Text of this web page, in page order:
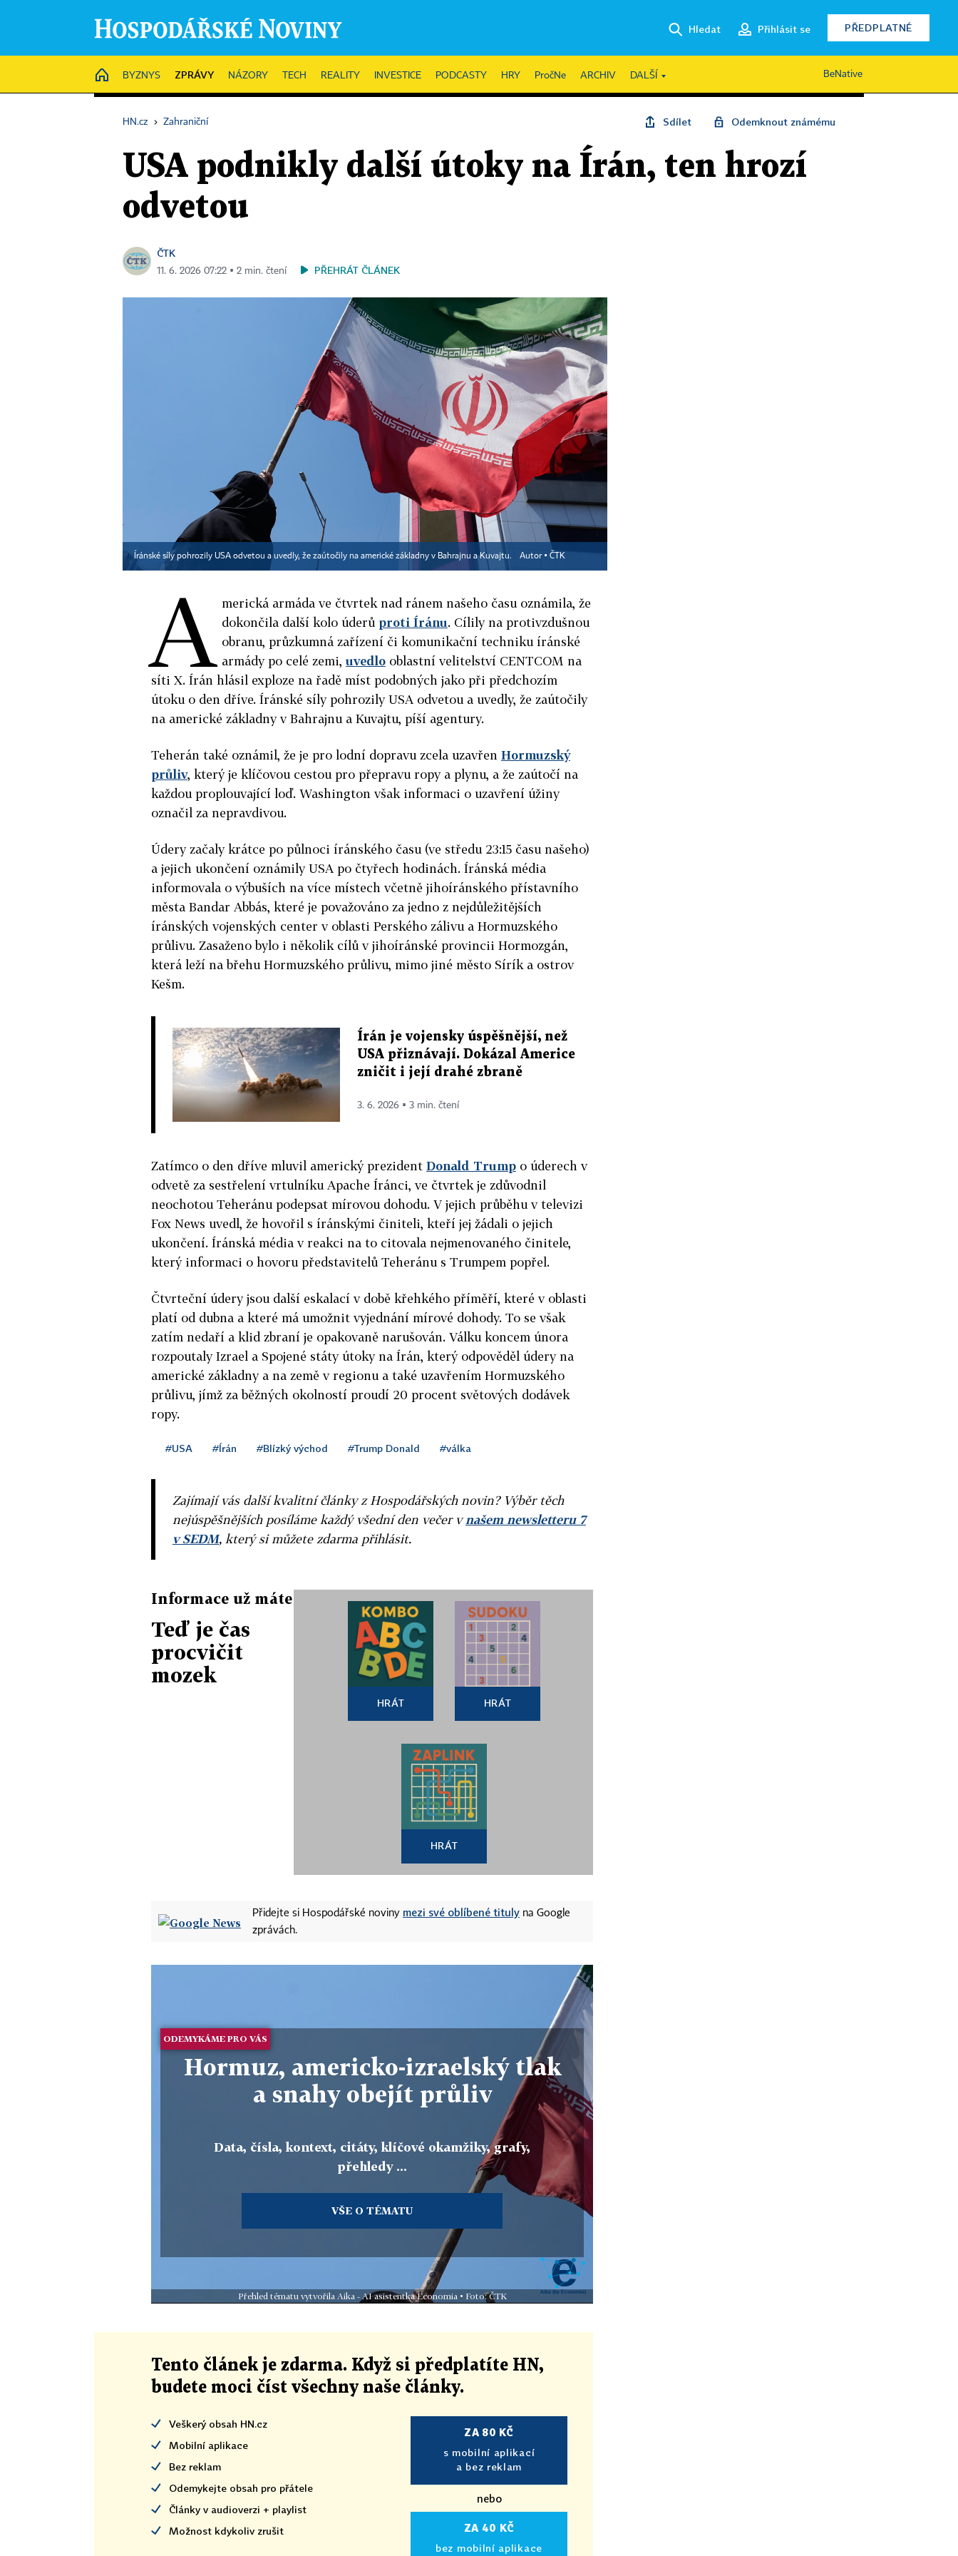
Hledat Přihlásit se PŘEDPLATNÉ
HOME
BYZNYS ZPRÁVY NÁZORY TECH REALITY INVESTICE PODCASTY HRY PročNe ARCHIV DALŠÍ BeNative
HN.cz › Zahraniční Sdílet Odemknout známému
USA podnikly další útoky na Írán, ten hrozí
odvetou
ČTK
11. 6. 2026 07:22 ▪ 2 min. čtení PŘEHRÁT ČLÁNEK
Íránské síly pohrozily USA odvetou a uvedly, že zaútočily na americké základny v Bahrajnu a Kuvajtu. Autor ▪ ČTK
A merická armáda ve čtvrtek nad ránem našeho času oznámila, že
dokončila další kolo úderů proti Íránu. Cílily na protivzdušnou
obranu, průzkumná zařízení či komunikační techniku íránské
armády po celé zemi,uvedlo oblastní velitelství CENTCOM na
síti X. Írán hlásil exploze na řadě míst podobných jako při předchozím
útoku o den dříve. Íránské síly pohrozily USA odvetou a uvedly, že zaútočily
na americké základny v Bahrajnu a Kuvajtu, píší agentury.
Teherán také oznámil, že je pro lodní dopravu zcela uzavřen Hormuzský
průliv, který je klíčovou cestou pro přepravu ropy a plynu, a že zaútočí na
každou proplouvající loď. Washington však informaci o uzavření úžiny
označil za nepravdivou.
Údery začaly krátce po půlnoci íránského času (ve středu 23:15 času našeho)
a jejich ukončení oznámily USA po čtyřech hodinách. Íránská média
informovala o výbuších na více místech včetně jihoíránského přístavního
města Bandar Abbás, které je považováno za jedno z nejdůležitějších
íránských vojenských center v oblasti Perského zálivu a Hormuzského
průlivu. Zasaženo bylo i několik cílů v jihoíránské provincii Hormozgán,
která leží na břehu Hormuzského průlivu, mimo jiné město Sírík a ostrov
Kešm.
Írán je vojensky úspěšnější, než
USA přiznávají. Dokázal Americe
zničit i její drahé zbraně
3. 6. 2026 ▪ 3 min. čtení
Zatímco o den dříve mluvil americký prezident Donald Trump o úderech v
odvetě za sestřelení vrtulníku Apache Íránci, ve čtvrtek je zdůvodnil
neochotou Teheránu podepsat mírovou dohodu. V jejich průběhu v televizi
Fox News uvedl, že hovořil s íránskými činiteli, kteří jej žádali o jejich
ukončení. Íránská média v reakci na to citovala nejmenovaného činitele,
který informaci o hovoru představitelů Teheránu s Trumpem popřel.
Čtvrteční údery jsou další eskalací v době křehkého příměří, které v oblasti
platí od dubna a které má umožnit vyjednání mírové dohody. To se však
zatím nedaří a klid zbraní je opakovaně narušován. Válku koncem února
rozpoutaly Izrael a Spojené státy útoky na Írán, který odpověděl údery na
americké základny a na země v regionu a také uzavřením Hormuzského
průlivu, jímž za běžných okolností proudí 20 procent světových dodávek
ropy.
#USA #Írán #Blízký východ #Trump Donald #válka
Zajímají vás další kvalitní články z Hospodářských novin? Výběr těch
nejúspěšnějších posíláme každý všední den večer vnašem newsletteru 7
v SEDM, který si můžete zdarma přihlásit.
Informace už máte
Teď je čas
procvičit
mozek
HRÁT HRÁT
HRÁT
Přidejte si Hospodářské noviny mezi své oblíbené tituly na Google
zprávách.
ODEMYKÁME PRO VÁS
Hormuz, americko-izraelský tlak
a snahy obejít průliv
Data, čísla, kontext, citáty, klíčové okamžiky, grafy,
přehledy ...
VŠE O TÉMATU
Přehled tématu vytvořila Aika - AI asistentka Economia • Foto: ČTK
Tento článek je zdarma. Když si předplatíte HN,
budete moci číst všechny naše články.
Veškerý obsah HN.cz
Mobilní aplikace
Bez reklam
Odemykejte obsah pro přátele
Články v audioverzi + playlist
Možnost kdykoliv zrušit
ZA 80 KČ
s mobilní aplikací
a bez reklam
nebo
ZA 40 KČ
bez mobilní aplikace